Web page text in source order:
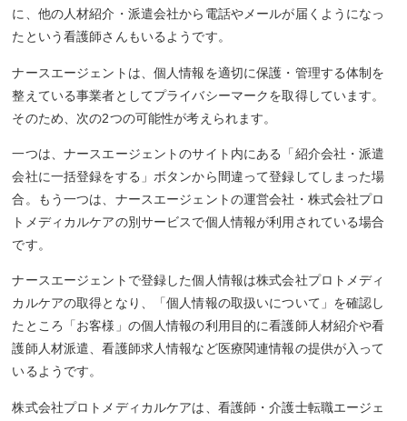
に、他の人材紹介・派遣会社から電話やメールが届くようになっ
たという看護師さんもいるようです。
ナースエージェントは、個人情報を適切に保護・管理する体制を
整えている事業者としてプライバシーマークを取得しています。
そのため、次の2つの可能性が考えられます。
一つは、ナースエージェントのサイト内にある「紹介会社・派遣
会社に一括登録をする」ボタンから間違って登録してしまった場
合。もう一つは、ナースエージェントの運営会社・株式会社プロ
トメディカルケアの別サービスで個人情報が利用されている場合
です。
ナースエージェントで登録した個人情報は株式会社プロトメディ
カルケアの取得となり、「個人情報の取扱いについて」を確認し
たところ「お客様」の個人情報の利用目的に看護師人材紹介や看
護師人材派遣、看護師求人情報など医療関連情報の提供が入って
いるようです。
株式会社プロトメディカルケアは、看護師・介護士転職エージェ